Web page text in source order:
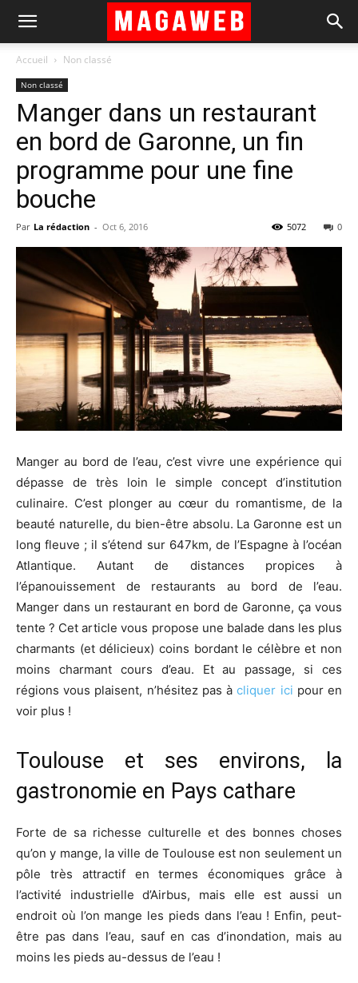
Accueil Non classé
Non classé
Manger dans un restaurant
en bord de Garonne, un fin
programme pour une fine
bouche
Par La rédaction - Oct 6, 2016 0
5072
Manger au bord de l’eau, c’est vivre une expérience qui
dépasse de très loin le simple concept d’institution
culinaire. C’est plonger au cœur du romantisme, de la
beauté naturelle, du bien-être absolu. La Garonne est un
long fleuve ; il s’étend sur 647km, de l’Espagne à l’océan
Atlantique. Autant de distances propices à
l’épanouissement de restaurants au bord de l’eau.
Manger dans un restaurant en bord de Garonne, ça vous
tente ? Cet article vous propose une balade dans les plus
charmants (et délicieux) coins bordant le célèbre et non
moins charmant cours d’eau. Et au passage, si ces
régions vous plaisent, n’hésitez pas àcliquer ici pour en
voir plus !
Toulouse et ses environs, la
gastronomie en Pays cathare
Forte de sa richesse culturelle et des bonnes choses
qu’on y mange, la ville de Toulouse est non seulement un
pôle très attractif en termes économiques grâce à
l’activité industrielle d’Airbus, mais elle est aussi un
endroit où l’on mange les pieds dans l’eau ! Enfin, peut-
être pas dans l’eau, sauf en cas d’inondation, mais au
moins les pieds au-dessus de l’eau !